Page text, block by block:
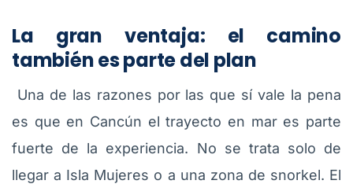
La gran ventaja: el camino
también es parte del plan
Una de las razones por las que sí vale la pena
es que en Cancún el trayecto en mar es parte
fuerte de la experiencia. No se trata solo de
llegar a Isla Mujeres o a una zona de snorkel. El